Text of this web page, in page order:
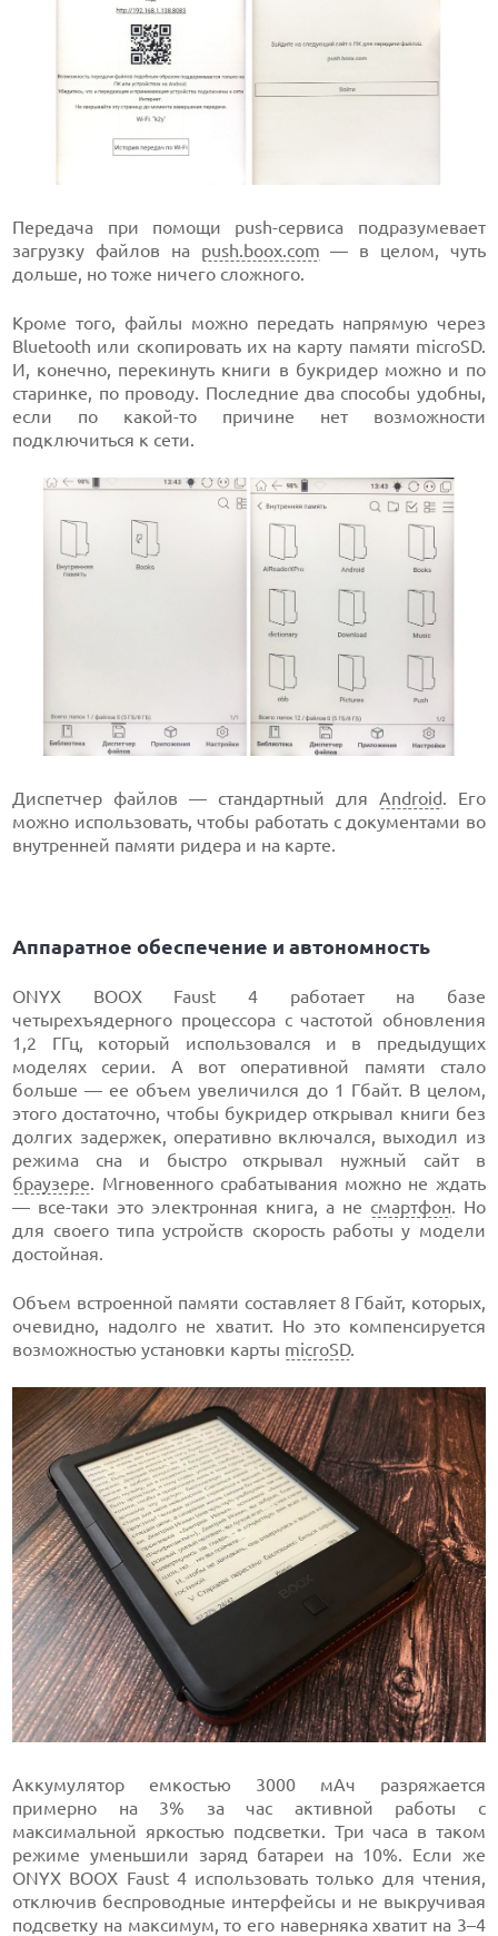
Передача при помощи push-сервиса подразумевает
загрузку файлов на push.boox.com — в целом, чуть
дольше, но тоже ничего сложного.
Кроме того, файлы можно передать напрямую через
Bluetooth или скопировать их на карту памяти microSD.
И, конечно, перекинуть книги в букридер можно и по
старинке, по проводу. Последние два способы удобны,
если по какой-то причине нет возможности
подключиться к сети.
Диспетчер файлов — стандартный для Android . Его
можно использовать, чтобы работать с документами во
внутренней памяти ридера и на карте.
Аппаратное обеспечение и автономность
ONYX BOOX Faust 4 работает на базе
четырехъядерного процессора с частотой обновления
1,2 ГГц, который использовался и в предыдущих
моделях серии. А вот оперативной памяти стало
больше — ее объем увеличился до 1 Гбайт. В целом,
этого достаточно, чтобы букридер открывал книги без
долгих задержек, оперативно включался, выходил из
режима сна и быстро открывал нужный сайт в
браузере . Мгновенного срабатывания можно не ждать
— все-таки это электронная книга, а не смартфон . Но
для своего типа устройств скорость работы у модели
достойная.
Объем встроенной памяти составляет 8 Гбайт, которых,
очевидно, надолго не хватит. Но это компенсируется
возможностью установки карты microSD.
Аккумулятор емкостью 3000 мАч разряжается
примерно на 3% за час активной работы с
максимальной яркостью подсветки. Три часа в таком
режиме уменьшили заряд батареи на 10%. Если же
ONYX BOOX Faust 4 использовать только для чтения,
отключив беспроводные интерфейсы и не выкручивая
подсветку на максимум, то его наверняка хватит на 3–4